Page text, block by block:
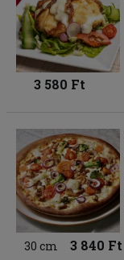
3 580 Ft
30 cm 3 840 Ft